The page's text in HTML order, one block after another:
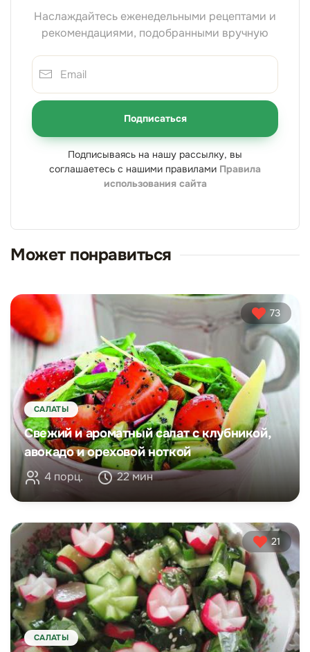
Наслаждайтесь еженедельными рецептами и
рекомендациями, подобранными вручную
Подписаться
Подписываясь на нашу рассылку, вы
соглашаетесь с нашими правилами Правила
использования сайта
Может понравиться
73
САЛАТЫ
Свежий и ароматный салат с клубникой,
авокадо и ореховой ноткой
4 порц. 22 мин
21
САЛАТЫ